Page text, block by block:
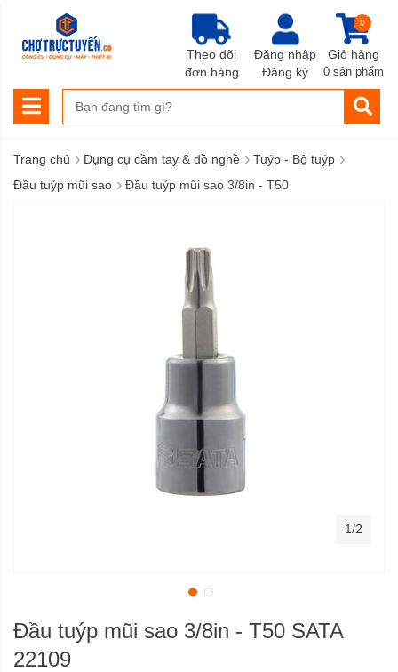
Đăng nhập
Đăng ký
Giỏ hàng
0
0 sản phẩm
Theo dõi
đơn hàng
Trang chủ › Dụng cụ cầm tay & đồ nghề › Tuýp - Bộ tuýp ›
Đầu tuýp mũi sao › Đầu tuýp mũi sao 3/8in - T50
Đầu tuýp mũi sao 3/8in - T50 SATA
22109
1/2